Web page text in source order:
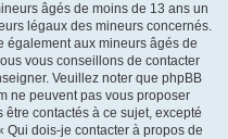
âgés de moins de 13 ans un
légaux des mineurs concernés.
également aux mineurs âgés de
vous conseillons de contacter
Veuillez noter que phpBB
ne peuvent pas vous proposer
contactés à ce sujet, excepté
Qui dois-je contacter à propos de